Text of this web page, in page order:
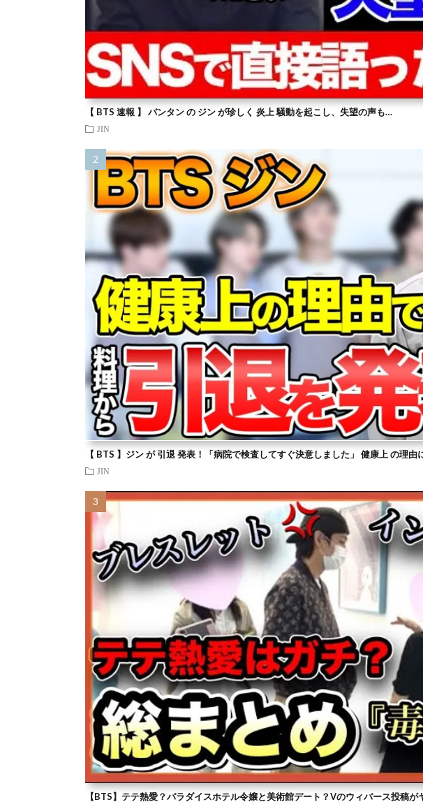
【 BTS 速報 】 バンタン の ジン が珍しく 炎上 騒動を起こし、失望の声も…
JIN
【 BTS 】ジン が 引退 発表！「病院で検査してすぐ決意しました」 健康上 の理由
JIN
【BTS】テテ熱愛？パラダイスホテル令嬢と美術館デート？Vのウィバース投稿が